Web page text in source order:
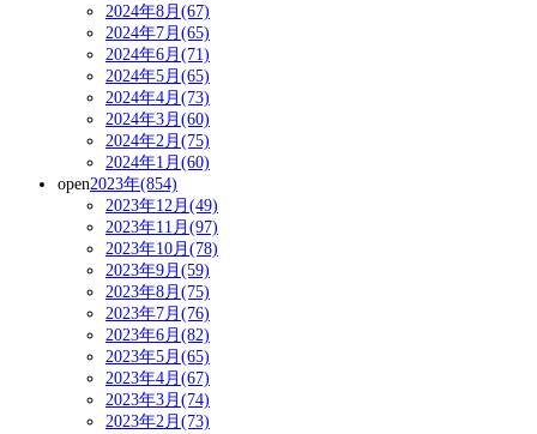
2024年8月(67)
2024年7月(65)
2024年6月(71)
2024年5月(65)
2024年4月(73)
2024年3月(60)
2024年2月(75)
2024年1月(60)
open2023年(854)
2023年12月(49)
2023年11月(97)
2023年10月(78)
2023年9月(59)
2023年8月(75)
2023年7月(76)
2023年6月(82)
2023年5月(65)
2023年4月(67)
2023年3月(74)
2023年2月(73)